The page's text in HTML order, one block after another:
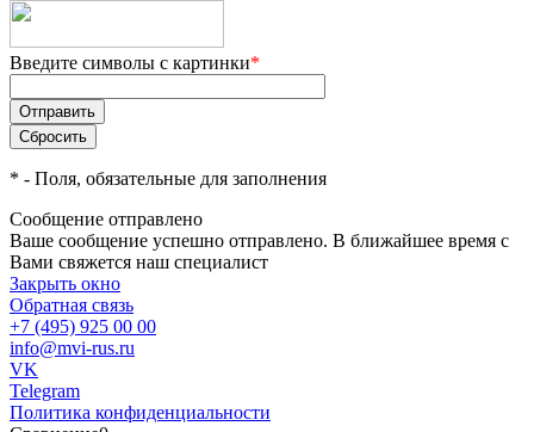
Введите символы с картинки*
* - Поля, обязательные для заполнения
Сообщение отправлено
Ваше сообщение успешно отправлено. В ближайшее время с
Вами свяжется наш специалист
Закрыть окно
Обратная связь
+7 (495) 925 00 00
info@mvi-rus.ru
VK
Telegram
Политика конфиденциальности